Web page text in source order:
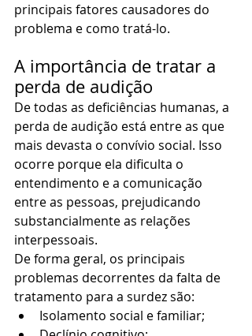
principais fatores causadores do
problema e como tratá-lo.
A importância de tratar a
perda de audição
De todas as deficiências humanas, a
perda de audição está entre as que
mais devasta o convívio social. Isso
ocorre porque ela dificulta o
entendimento e a comunicação
entre as pessoas, prejudicando
substancialmente as relações
interpessoais.
De forma geral, os principais
problemas decorrentes da falta de
tratamento para a surdez são:
Isolamento social e familiar;